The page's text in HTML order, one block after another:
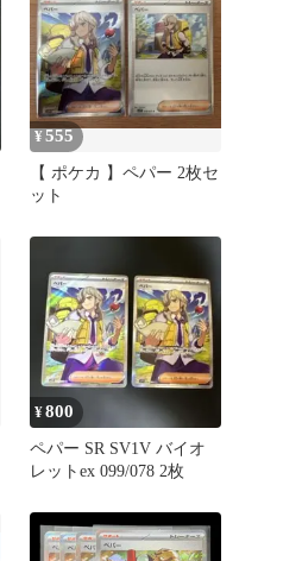
¥555
【 ポケカ 】ペパー 2枚セ
ット
¥800
ペパー SR SV1V バイオ
レットex 099/078 2枚